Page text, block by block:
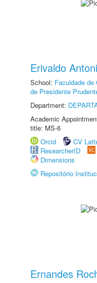
Erivaldo
School: Faculdade de
de Presidente
Department:
Academic
title: MS-6
Orcid
CV
ResearcherID
Dimensions
Repositório
Ernandes